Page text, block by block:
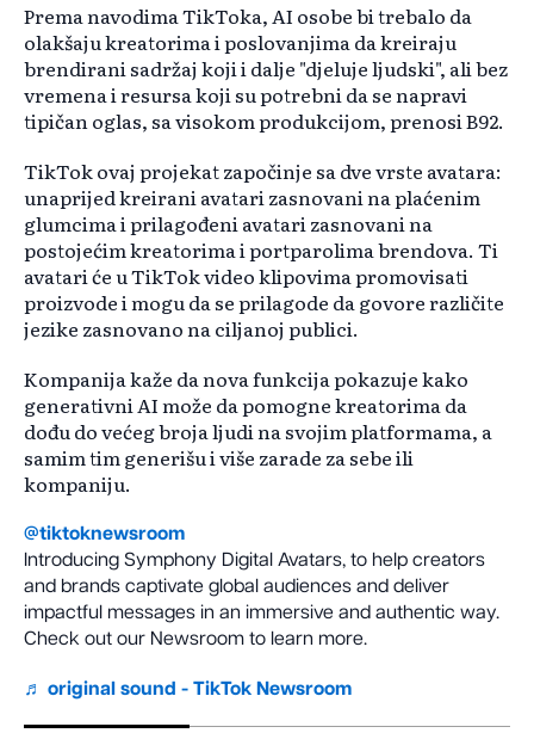
Prema navodima TikToka, AI osobe bi trebalo da
olakšaju kreatorima i poslovanjima da kreiraju
brendirani sadržaj koji i dalje "djeluje ljudski", ali bez
vremena i resursa koji su potrebni da se napravi
tipičan oglas, sa visokom produkcijom, prenosi B92.
TikTok ovaj projekat započinje sa dve vrste avatara:
unaprijed kreirani avatari zasnovani na plaćenim
glumcima i prilagođeni avatari zasnovani na
postojećim kreatorima i portparolima brendova. Ti
avatari će u TikTok video klipovima promovisati
proizvode i mogu da se prilagode da govore različite
jezike zasnovano na ciljanoj publici.
Kompanija kaže da nova funkcija pokazuje kako
generativni AI može da pomogne kreatorima da
dođu do većeg broja ljudi na svojim platformama, a
samim tim generišu i više zarade za sebe ili
kompaniju.
@tiktoknewsroom
Introducing Symphony Digital Avatars, to help creators
and brands captivate global audiences and deliver
impactful messages in an immersive and authentic way.
Check out our Newsroom to learn more.
♬ original sound - TikTok Newsroom